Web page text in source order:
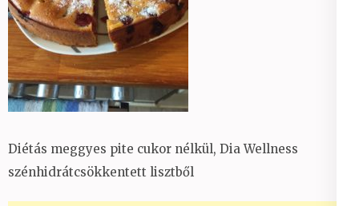
Diétás meggyes pite cukor nélkül, Dia Wellness
szénhidrátcsökkentett lisztből